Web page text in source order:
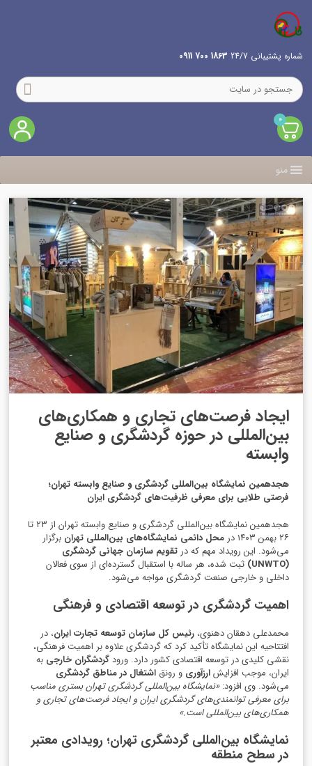
شماره پشتیبانی 24/7 1863 700 0911
0
منو
ایجاد فرصت‌های تجاری و همکاری‌های
بین‌المللی در حوزه گردشگری و صنایع
وابسته
هجدهمین نمایشگاه بین‌المللی گردشگری و صنایع وابسته تهران؛
فرصتی طلایی برای معرفی ظرفیت‌های گردشگری ایران
هجدهمین نمایشگاه بین‌المللی گردشگری و صنایع وابسته تهران از ۲۳ تا
۲۶ بهمن ۱۴۰۳ در
محل دائمی نمایشگاه‌های بین‌المللی تهران برگزار
می‌شود. این رویداد مهم که درتقویم سازمان جهانی گردشگری
(UNWTO)
ثبت شده، هر ساله با استقبال گسترده‌ای از سوی فعالان
داخلی و خارجی صنعت گردشگری مواجه می‌شود.
اهمیت گردشگری در توسعه اقتصادی و فرهنگی
محمدعلی دهقان دهنوی،رئیس کل سازمان توسعه تجارت ایران، در
افتتاحیه این نمایشگاه تأکید کرد که گردشگری علاوه بر اهمیت فرهنگی،
نقشی کلیدی در توسعه اقتصادی کشور دارد. ورودگردشگران خارجی به
ایران، موجب افزایشارزآوری و رونقاشتغال در مناطق گردشگری
می‌شود. وی افزود:«نمایشگاه بین‌المللی گردشگری تهران بستری مناسب
برای معرفی توانمندی‌های گردشگری ایران و ایجاد فرصت‌های تجاری و
همکاری‌های بین‌المللی است.»
نمایشگاه بین‌المللی گردشگری تهران؛ رویدادی معتبر
در سطح منطقه